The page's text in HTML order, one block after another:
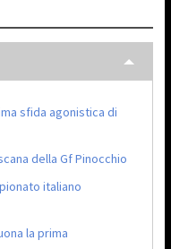
sfida agonistica di
della Gf Pinocchio
italiano
la prima